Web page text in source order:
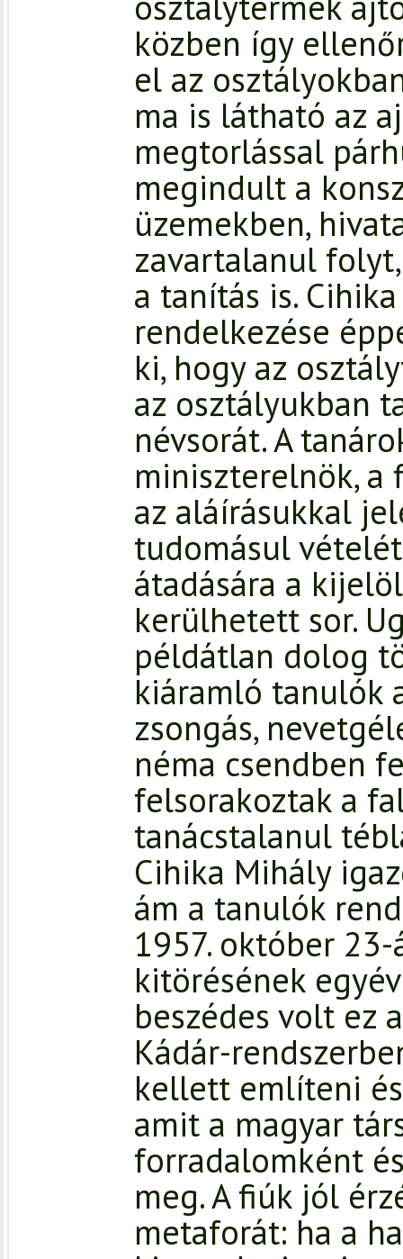
közben így
el az
ma is látható az
megtorlással
megindult a
üzemekben,
zavartalanul
a tanítás is.
rendelkezése
ki, hogy az
az osztályukban
névsorát. A
miniszterelnök, a
az aláírásukkal
tudomásul
átadására a
kerülhetett sor.
példátlan dolog
kiáramló tanulók
zsongás,
néma csendben
felsorakoztak a
tanácstalanul
Cihika Mihály
ám a tanulók
1957. október
kitörésének
beszédes volt ez
Kádár-
kellett említeni
amit a magyar
forradalomként
meg. A fiúk jól
metaforát: ha a